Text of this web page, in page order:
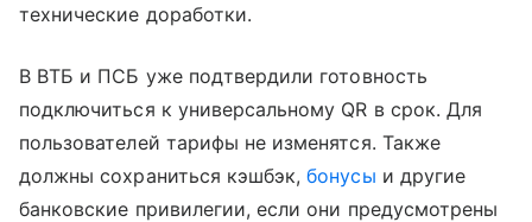
технические доработки.
В ВТБ и ПСБ уже подтвердили готовность
подключиться к универсальному QR в срок. Для
пользователей тарифы не изменятся. Также
должны сохраниться кэшбэк,бонусы и другие
банковские привилегии, если они предусмотрены